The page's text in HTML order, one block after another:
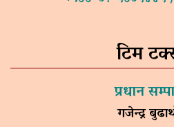
टिम
प्रधान
गजेन्द्र